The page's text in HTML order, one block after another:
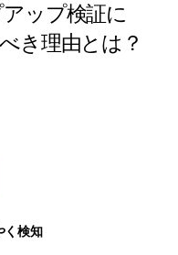
ップ検証に
き理由とは？
く検知